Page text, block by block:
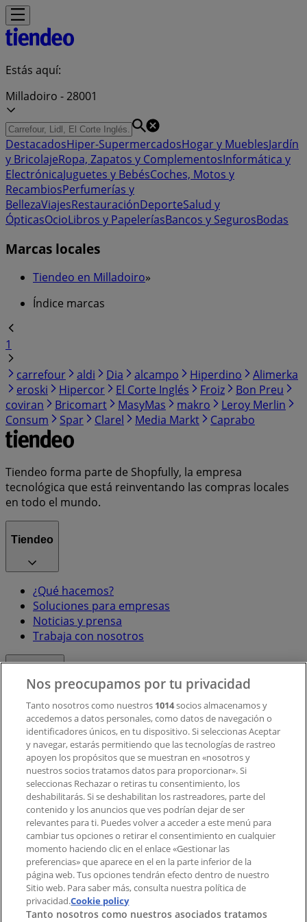
Estás aquí:
Milladoiro - 28001
DestacadosHiper-SupermercadosHogar y MueblesJardín
y BricolajeRopa, Zapatos y ComplementosInformática y
ElectrónicaJuguetes y BebésCoches, Motos y
RecambiosPerfumerías y
BellezaViajesRestauraciónDeporteSalud y
ÓpticasOcioLibros y PapeleríasBancos y SegurosBodas
Marcas locales
Tiendeo en Milladoiro»
Índice marcas
1
carrefour
aldi Dia alcampo Hiperdino
Alimerka
eroski
Hipercor El Corte Inglés Froiz
Bon Preu
coviran
Bricomart MasyMas makro
Leroy Merlin
Consum
Spar Clarel Media Markt Caprabo
Tiendeo forma parte de Shopfully, la empresa
tecnológica que está reinventando las compras locales
en todo el mundo.
Tiendeo
¿Qué hacemos?
Soluciones para empresas
Noticias y prensa
Trabaja con nosotros
Contacto comercial y de marketing
Tienda mal colocada en el mapa
Notificar un folleto
¿Encontraste un problema en la web o en la
aplicación?
Índices
Marcas
Marcas locales
Negocios
Negocios cercanos
Nos preocupamos por tu privacidad
Tanto nosotros como nuestros 1014socios almacenamos y
accedemos a datos personales, como datos de navegación o
identificadores únicos, en tu dispositivo. Si seleccionas Aceptar
y navegar, estarás permitiendo que las tecnologías de rastreo
apoyen los propósitos que se muestran en «nosotros y
nuestros socios tratamos datos para proporcionar». Si
seleccionas Rechazar o retiras tu consentimiento, los
deshabilitarás. Si se deshabilitan los rastreadores, parte del
contenido y los anuncios que ves podrían dejar de ser
relevantes para ti. Puedes volver a acceder a este menú para
cambiar tus opciones o retirar el consentimiento en cualquier
momento haciendo clic en el enlace «Gestionar las
preferencias» que aparece en el en la parte inferior de la
página web. Tus opciones tendrán efecto dentro de nuestro
Sitio web. Para saber más, consulta nuestra política de
privacidad.Cookie policy
Tanto nosotros como nuestros asociados tratamos